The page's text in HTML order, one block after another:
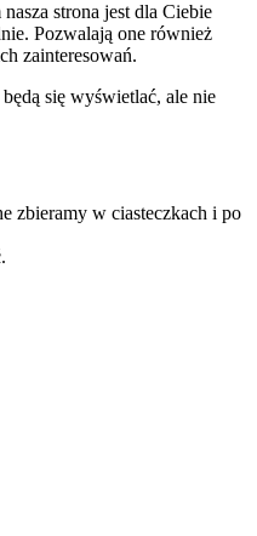
strona jest dla Ciebie
Pozwalają one również
zainteresowań.
się wyświetlać, ale nie
zbieramy w ciasteczkach i po